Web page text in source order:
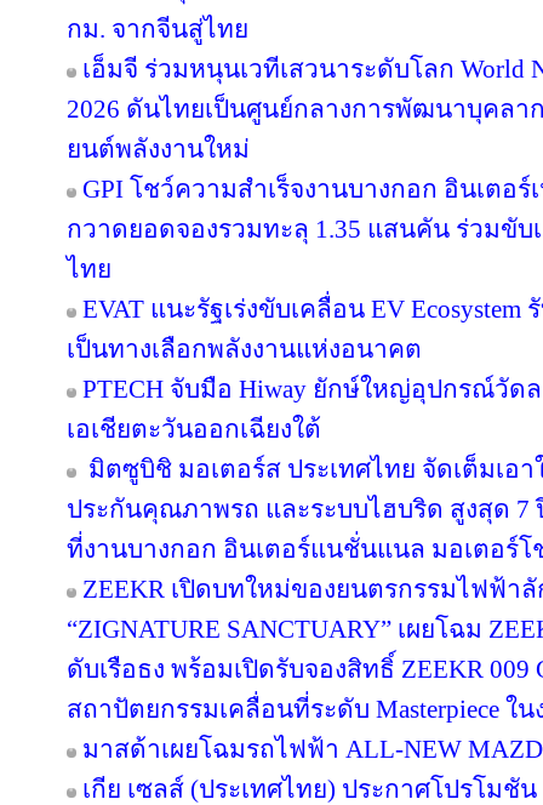
กม. จากจีนสู่ไทย
เอ็มจี ร่วมหนุนเวทีเสวนาระดับโลก World
2026 ดันไทยเป็นศูนย์กลางการพัฒนาบุคล
ยนต์พลังงานใหม่
GPI โชว์ความสำเร็จงานบางกอก อินเตอ
กวาดยอดจองรวมทะลุ 1.35 แสนคัน ร่วมขั
ไทย
EVAT แนะรัฐเร่งขับเคลื่อน EV
เป็นทางเลือกพลังงานแห่งอนาคต
PTECH จับมือ Hiway ยักษ์ใหญ่อุปกรณ์วัด
เอเชียตะวันออกเฉียงใต้
มิตซูบิชิ มอเตอร์ส ประเทศไทย จัดเต็มเอ
ประกันคุณภาพรถ และระบบไฮบริด สูงสุด 7
ที่งานบางกอก อินเตอร์แนชั่นแนล มอเตอร์โ
ZEEKR เปิดบทใหม่ของยนตรกรรมไฟฟ้า
“ZIGNATURE SANCTUARY” เผยโฉม
ดับเรือธง พร้อมเปิดรับจองสิทธิ์ ZEEKR
สถาปัตยกรรมเคลื่อนที่ระดับ Masterpiece ใ
มาสด้าเผยโฉมรถไฟฟ้า ALL-NEW
เกีย เซลส์ (ประเทศไทย) ประกาศโปรโมชั